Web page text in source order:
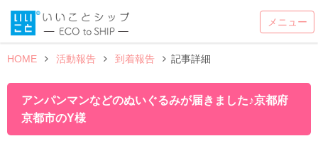
HOME 活動報告 到着報告 記事詳細
アンパンマンなどのぬいぐるみが届きました♪京都府
京都市のY様